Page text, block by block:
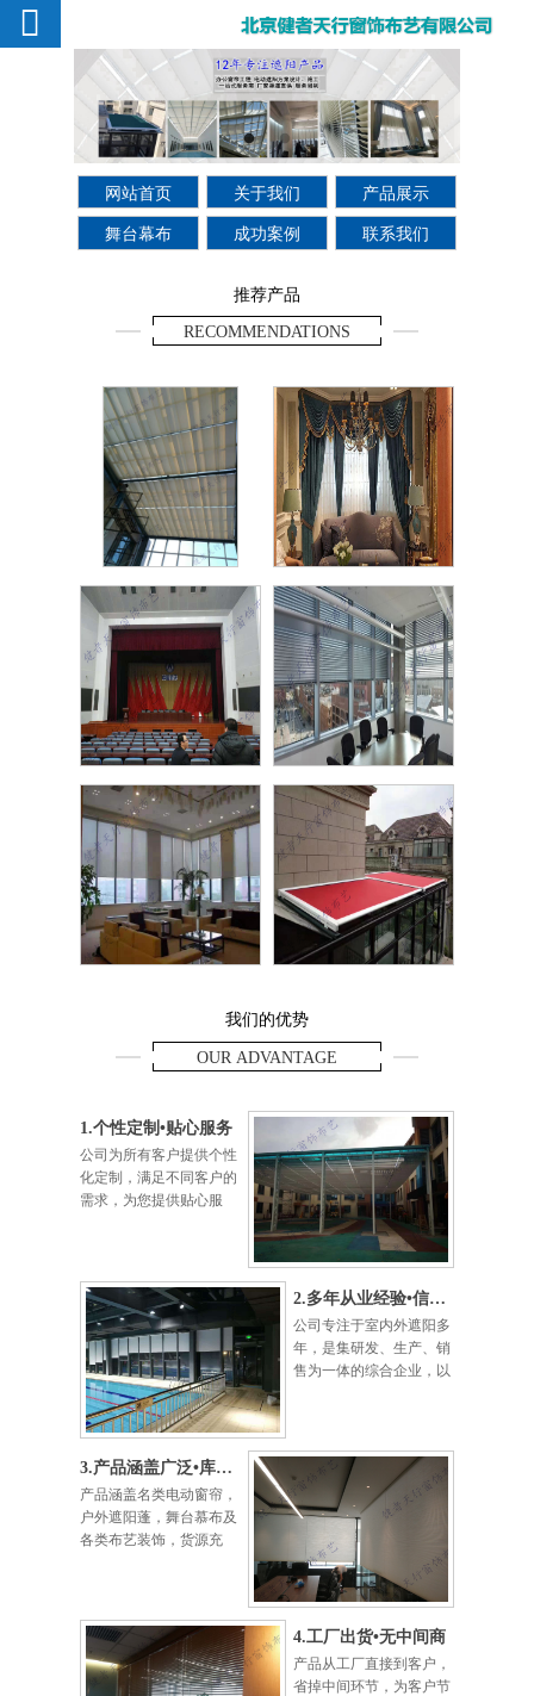
网站首页 关于我们 产品展示
舞台幕布 成功案例 联系我们
推荐产品
RECOMMENDATIONS
FCS
礼堂幕布
电动阳光卷帘
我们的优势
OUR ADVANTAGE
1.个性定制•贴心服务
公司为所有客户提供个性
化定制，满足不同客户的
需求，为您提供贴心服
2.多年从业经验•信誉第一
公司专注于室内外遮阳多
年，是集研发、生产、销
售为一体的综合企业，以
3.产品涵盖广泛•库存充足
产品涵盖名类电动窗帘，
户外遮阳蓬，舞台慕布及
各类布艺装饰，货源充
4.工厂出货•无中间商
产品从工厂直接到客户，
省掉中间环节，为客户节